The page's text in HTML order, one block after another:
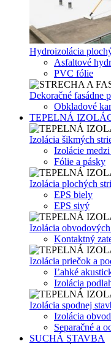
Hydroizolácia
Asfaltové
PVC fólie
Dekoračné fasádne
Obkladové
TEPELNÁ
Izolácia šikmých
Izolácie
Fólie a pásky
Izolácia plochých
EPS biely
EPS sivý
Izolácia obvodových
Kontaktný
Izolácia priečok a
Ľahké
Izolácia
Izolácia spodnej
Izolácia
Separačné a
SUCHÁ STAVBA